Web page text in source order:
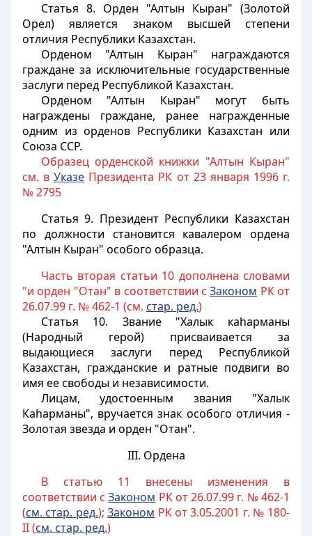
Статья 8. Орден "Алтын Кыран" (Золотой
Орел) является знаком высшей степени
отличия Республики Казахстан.
Орденом "Алтын Кыран" награждаются
граждане за исключительные государственные
заслуги перед Республикой Казахстан.
Орденом "Алтын Кыран" могут быть
награждены граждане, ранее награжденные
одним из орденов Республики Казахстан или
Союза ССР.
Образец орденской книжки "Алтын Кыран"
см. вУказе Президента РК от 23 января 1996 г.
№ 2795
Статья 9. Президент Республики Казахстан
по должности становится кавалером ордена
"Алтын Кыран" особого образца.
Часть вторая статьи 10 дополнена словами
"и орден "Отан" в соответствии сЗаконом РК от
26.07.99 г. № 462-1 (см. стар. ред.)
Статья 10. Звание "Халык каhарманы
(Народный герой) присваивается за
выдающиеся заслуги перед Республикой
Казахстан, гражданские и ратные подвиги во
имя ее свободы и независимости.
Лицам, удостоенным звания "Халык
Каhарманы", вручается знак особого отличия -
Золотая звезда и орден "Отан".
III. Ордена
В статью 11 внесены изменения в
соответствии сЗаконом РК от 26.07.99 г. № 462-1
(см. стар. ред.);Законом РК от 3.05.2001 г. № 180-
II (см. стар. ред.)